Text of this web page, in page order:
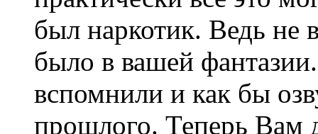
был наркотик. Ведь не
было в вашей
вспомнили и как бы
прошлого. Теперь Вам